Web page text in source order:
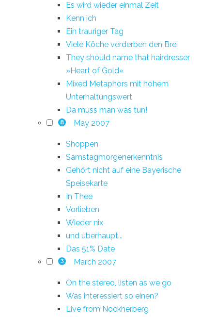
Es wird wieder einmal Zeit
Kenn ich
Ein trauriger Tag
Viele Köche verderben den Brei
They should name that hairdresser
»Heart of Gold«
Mixed Metaphors mit hohem
Unterhaltungswert
Da muss man was tun!
8 May 2007
Shoppen
Samstagmorgenerkenntnis
Gehört nicht auf eine Bayerische
Speisekarte
In Thee
Vorlieben
Wieder nix
und überhaupt...
Das 51% Date
3 March 2007
On the stereo, listen as we go
Was interessiert so einen?
Live from Nockherberg